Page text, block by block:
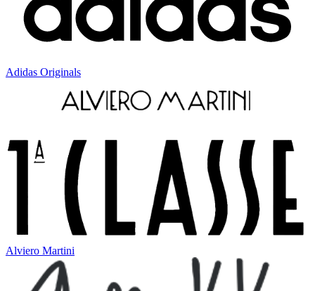
Adidas Originals
Alviero Martini